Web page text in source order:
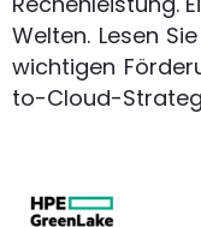
Welten. Lesen
wichtigen
to-Cloud-